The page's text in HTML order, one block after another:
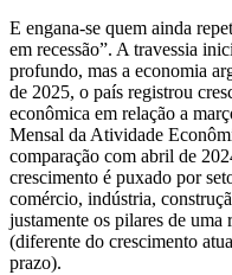
E engana-se quem ainda
em recessão”. A travessia
profundo, mas a economia
de 2025, o país registrou
econômica em relação a
Mensal da Atividade
comparação com abril de
crescimento é puxado por
comércio, indústria,
justamente os pilares de
(diferente do crescimento
prazo).